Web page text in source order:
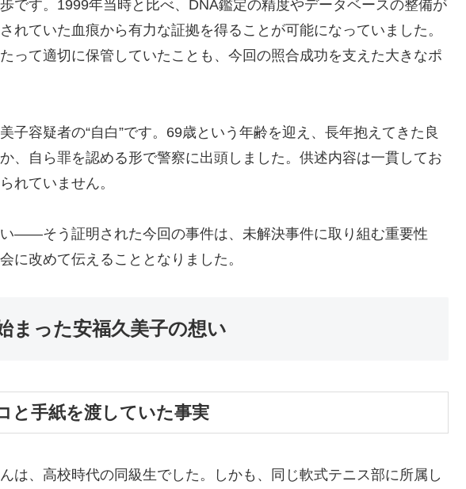
です。1999年当時と比べ、DNA鑑定の精度やデータベースの整備が
れていた血痕から有力な証拠を得ることが可能になっていました。
って適切に保管していたことも、今回の照合成功を支えた大きなポ
子容疑者の“自白”です。69歳という年齢を迎え、長年抱えてきた良
、自ら罪を認める形で警察に出頭しました。供述内容は一貫してお
れていません。
——そう証明された今回の事件は、未解決事件に取り組む重要性
に改めて伝えることとなりました。
まった安福久美子の想い
と手紙を渡していた事実
は、高校時代の同級生でした。しかも、同じ軟式テニス部に所属し